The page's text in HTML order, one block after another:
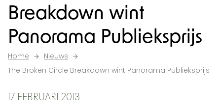
Breakdown wint
Panorama Publieksprijs
Home
Nieuws
The Broken Circle Breakdown wint Panorama Publieksprijs
17 FEBRUARI 2013